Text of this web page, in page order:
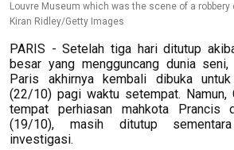
Louvre Museum which was the scene of a robbery
Kiran Ridley/Getty Images
PARIS - Setelah tiga hari ditutup
besar yang mengguncang dunia
Paris akhirnya kembali dibuka
(22/10) pagi waktu setempat. Namun,
tempat perhiasan mahkota Prancis
(19/10), masih ditutup
investigasi.